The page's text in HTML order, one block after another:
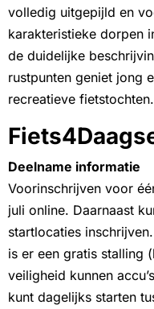
volledig uitgepijld en
karakteristieke dorpen
de duidelijke
rustpunten geniet jong
recreatieve fietstochten.
Deelname informatie
Voorinschrijven voor
juli online. Daarnaast
startlocaties
is er een gratis stalling
veiligheid kunnen
kunt dagelijks starten